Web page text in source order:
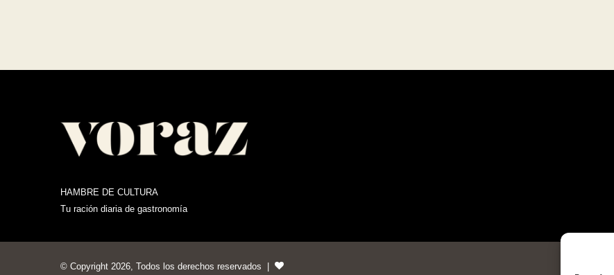
HAMBRE DE CULTURA
Tu ración diaria de gastronomía
© Copyright 2026, Todos los derechos reservados |